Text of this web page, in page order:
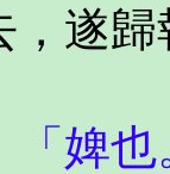
，遂
婢也